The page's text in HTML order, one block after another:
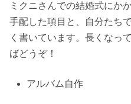
ミクニさんでの結婚式にか
手配した項目と、自分たち
く書いています。長くなっ
ばどうぞ！
アルバム自作